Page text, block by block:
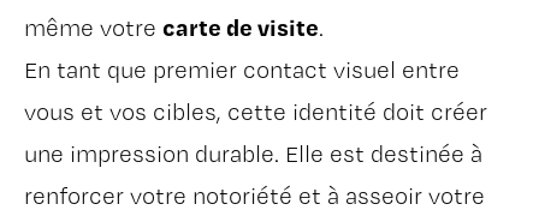
même votre carte de visite.
En tant que premier contact visuel entre
vous et vos cibles, cette identité doit créer
une impression durable. Elle est destinée à
renforcer votre notoriété et à asseoir votre